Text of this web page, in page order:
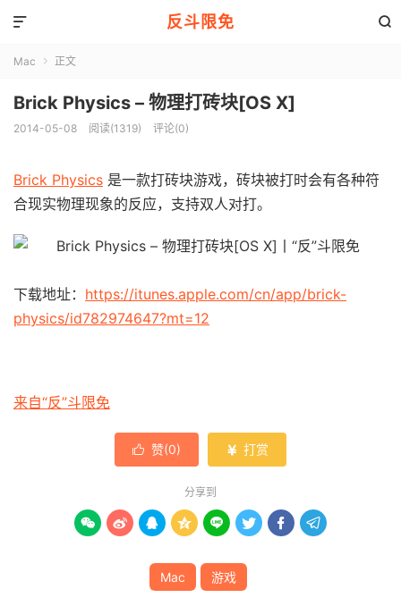
反斗限免 

Mac  正文
Brick Physics – 物理打砖块[OS X]
2014-05-08 阅读(1319) 评论(0)
Brick Physics 是一款打砖块游戏，砖块被打时会有各种符
合现实物理现象的反应，支持双人对打。
下载地址： https://itunes.apple.com/cn/app/brick-
physics/id782974647?mt=12
来自“反”斗限免
 赞(0)  打赏
分享到
       
Mac 游戏